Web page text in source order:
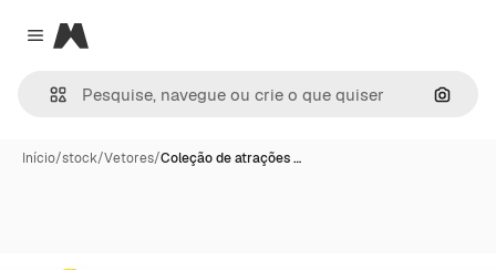
Close menu
Magnific
Início/stock/Vetores/Coleção de atrações …